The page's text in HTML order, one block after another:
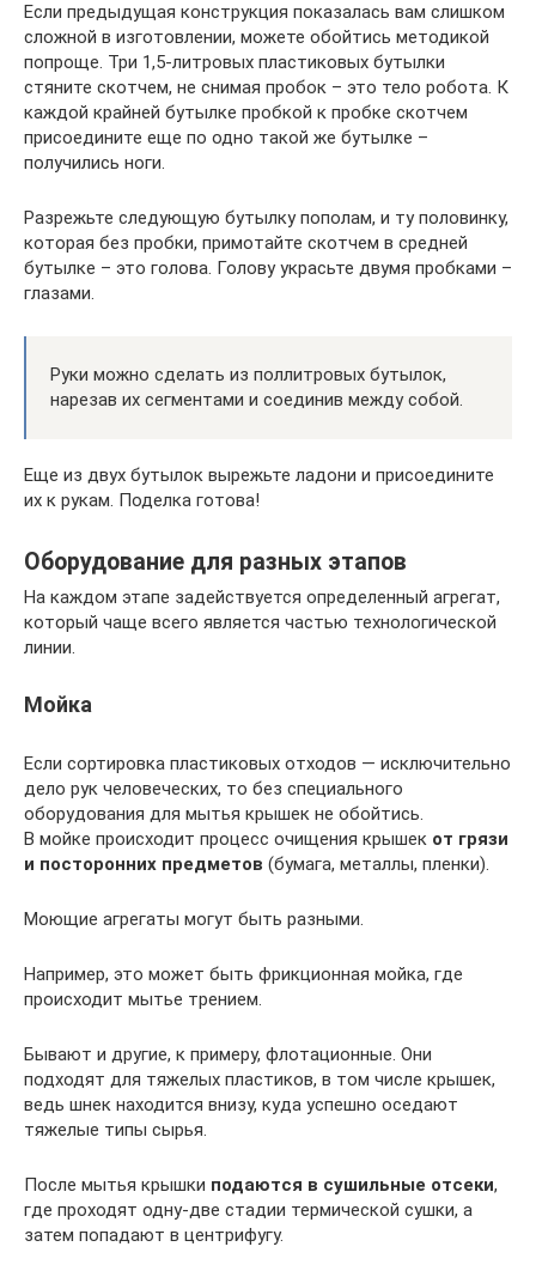
Если предыдущая конструкция показалась вам слишком
сложной в изготовлении, можете обойтись методикой
попроще. Три 1,5-литровых пластиковых бутылки
стяните скотчем, не снимая пробок – это тело робота. К
каждой крайней бутылке пробкой к пробке скотчем
присоедините еще по одно такой же бутылке –
получились ноги.
Разрежьте следующую бутылку пополам, и ту половинку,
которая без пробки, примотайте скотчем в средней
бутылке – это голова. Голову украсьте двумя пробками –
глазами.
Руки можно сделать из поллитровых бутылок,
нарезав их сегментами и соединив между собой.
Еще из двух бутылок вырежьте ладони и присоедините
их к рукам. Поделка готова!
Оборудование для разных этапов
На каждом этапе задействуется определенный агрегат,
который чаще всего является частью технологической
линии.
Мойка
Если сортировка пластиковых отходов — исключительно
дело рук человеческих, то без специального
оборудования для мытья крышек не обойтись.
В мойке происходит процесс очищения крышек от грязи
и посторонних предметов (бумага, металлы, пленки).
Моющие агрегаты могут быть разными.
Например, это может быть фрикционная мойка, где
происходит мытье трением.
Бывают и другие, к примеру, флотационные. Они
подходят для тяжелых пластиков, в том числе крышек,
ведь шнек находится внизу, куда успешно оседают
тяжелые типы сырья.
После мытья крышки подаются в сушильные отсеки,
где проходят одну-две стадии термической сушки, а
затем попадают в центрифугу.